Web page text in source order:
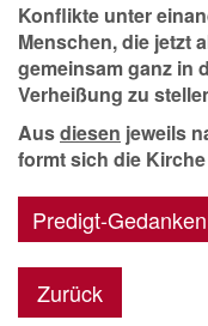
Konflikte unter
Menschen, die jetzt
gemeinsam ganz in
Verheißung zu
Ausdiesen jeweils
formt sich die
Predigt-
Zurück